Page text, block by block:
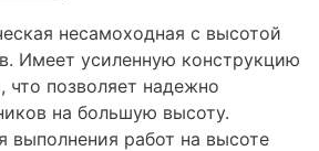
несамоходная с высотой
Имеет усиленную конструкцию
позволяет надежно
на большую высоту.
выполнения работ на высоте